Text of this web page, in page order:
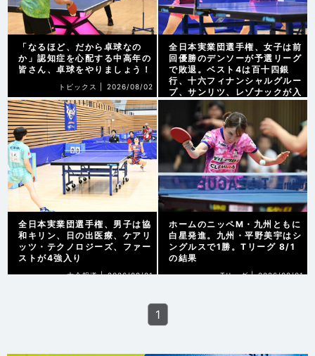
「なるほど、だから卓球なの
か」認知症を心配する中高年の
皆さん、卓球をやりましょう！
トピックス | 2026/08/02
全日本実業団選手権、女子は前
回優勝のデンソーが予選リーグ
で敗退。ベスト4は百十四銀
行、十六フィナンシャルグルー
プ、サンリツ、レゾナックが入
る
大会報道 | 2026/08/01
全日本実業団選手権、男子は協
和キリン、日の出医療、ケアリ
ッツ・テクノロジーズ、ファー
ストが4強入り
大会報道 | 2026/08/01
ホームのニッペM・九州ともに
白星発進。九州・平野美宇はシ
ングルスで1勝。Tリーグ 8/1
の結果
Tリーグ | 2026/08/01
1